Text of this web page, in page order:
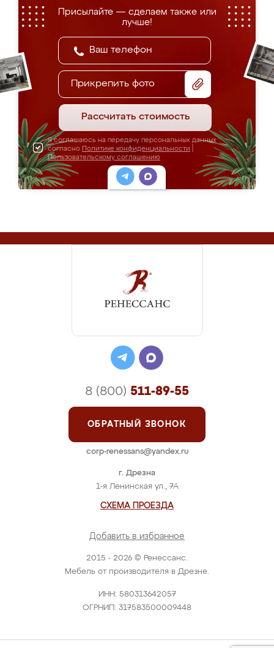
Присылайте — сделаем также или
лучше!
Прикрепить фото
Рассчитать стоимость
Я соглашаюсь на передачу персональных данных
согласно Политике конфиденциальности
Пользовательскому соглашению
2015 - 2026 © Ренессанс.
Мебель от производителя в Дрезне.
ИНН: 580313642057
ОГРНИП: 317583500009448
г. Дрезна
1-я Ленинская ул., 7А
СХЕМА ПРОЕЗДА
Добавить в избранное
8 (800) 511-89-55
ОБРАТНЫЙ ЗВОНОК
corp-renessans@yandex.ru